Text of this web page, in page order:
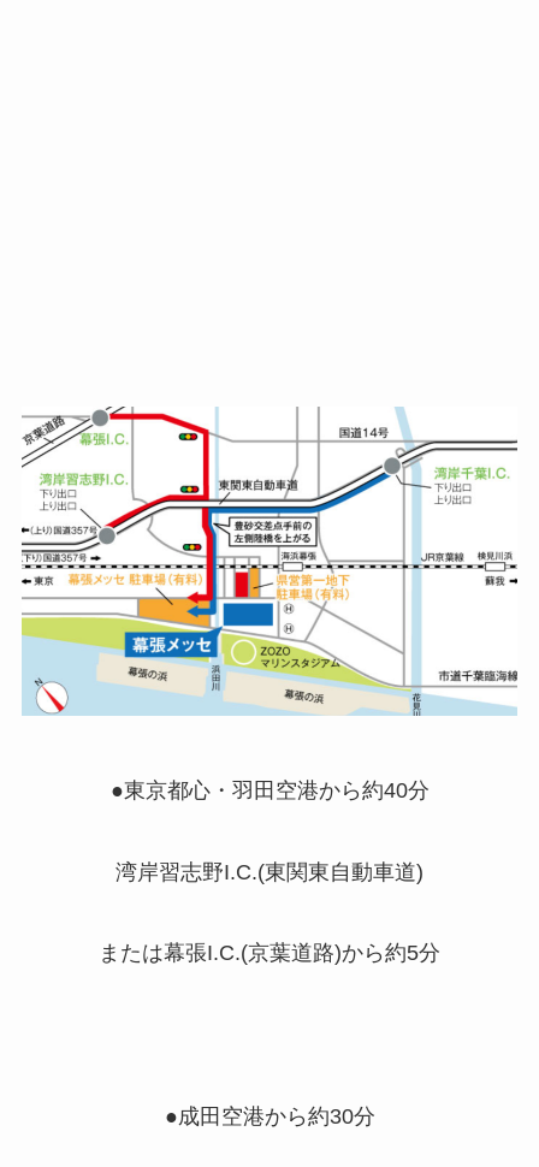
●東京都心・羽田空港から約40分
湾岸習志野I.C.(東関東自動車道)
または幕張I.C.(京葉道路)から約5分
●成田空港から約30分